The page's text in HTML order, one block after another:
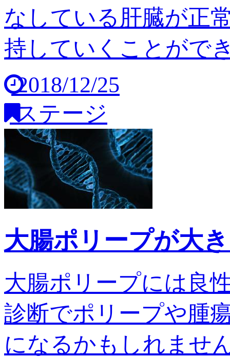
なしている肝臓が正
持していくことがで
2018/12/25
ステージ
大腸ポリープが大
大腸ポリープには良
診断でポリープや腫
になるかもしれませ